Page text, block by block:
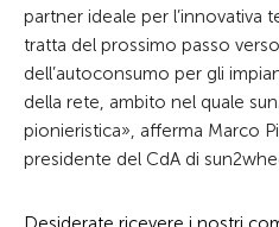
partner ideale per l’innovativa
tratta del prossimo passo
dell’autoconsumo per gli
della rete, ambito nel quale
pionieristica», afferma Marco
presidente del CdA di